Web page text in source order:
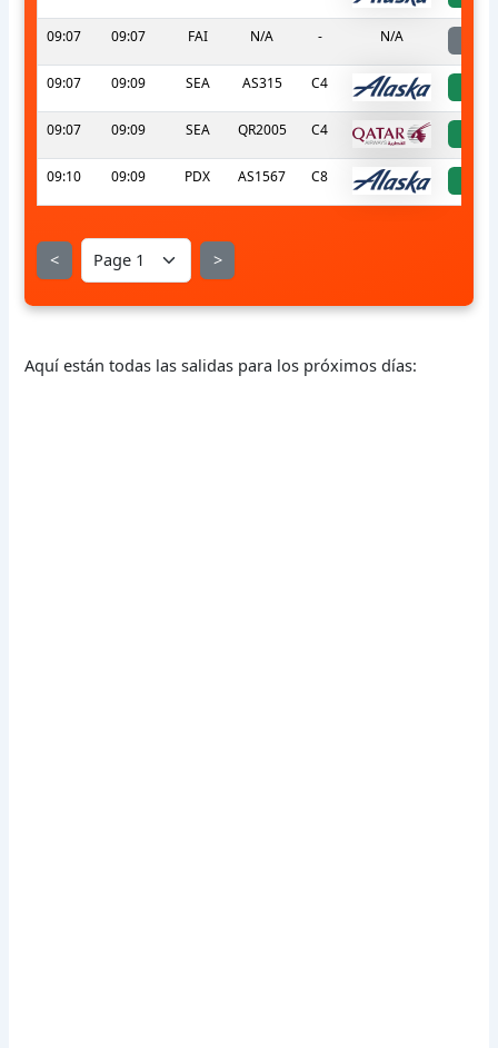
09:07 09:07 FAI N/A - N/A
09:07 09:09 SEA AS315 C4
09:07 09:09 SEA QR2005 C4
09:10 09:09 PDX AS1567 C8
< >
Aquí están todas las salidas para los próximos días: